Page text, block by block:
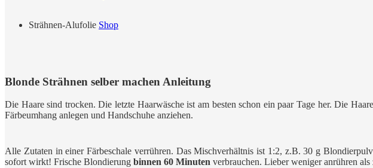
Strähnen-Alufolie Shop
Blonde Strähnen selber machen Anleitung
Die Haare sind trocken. Die letzte Haarwäsche ist am besten schon ein paar Tage her. Die
Färbeumhang anlegen und Handschuhe anziehen.
Alle Zutaten in einer Färbeschale verrühren. Das Mischverhältnis ist 1:2, z.B. 30 g
sofort wirkt! Frische Blondierung binnen 60 Minuten verbrauchen. Lieber weniger anrühren